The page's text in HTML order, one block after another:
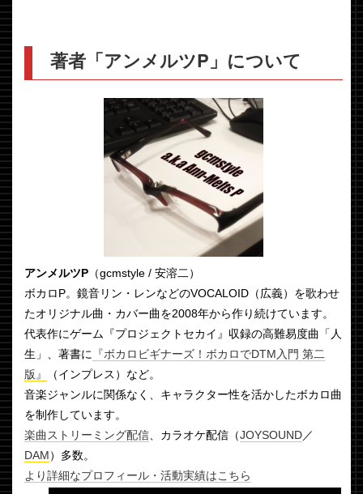
著者「アンメルツP」について
アンメルツP （gcmstyle / 安溶二）
ボカロP。鏡音リン・レンなどのVOCALOID（広義）を歌わせ
たオリジナル曲・カバー曲を2008年から作り続けています。
代表作にゲーム『プロジェクトセカイ』収録の高難易度曲「人
生」、著書に
『ボカロビギナーズ！ボカロでDTM入門 第二
版』
（インプレス）など。
音楽ジャンルに関係なく、キャラクター性を活かしたボカロ曲
を制作しています。
楽曲ストリーミング配信 、カラオケ配信（JOYSOUND／
DAM）多数。
より詳細なプロフィール・活動実績はこちら